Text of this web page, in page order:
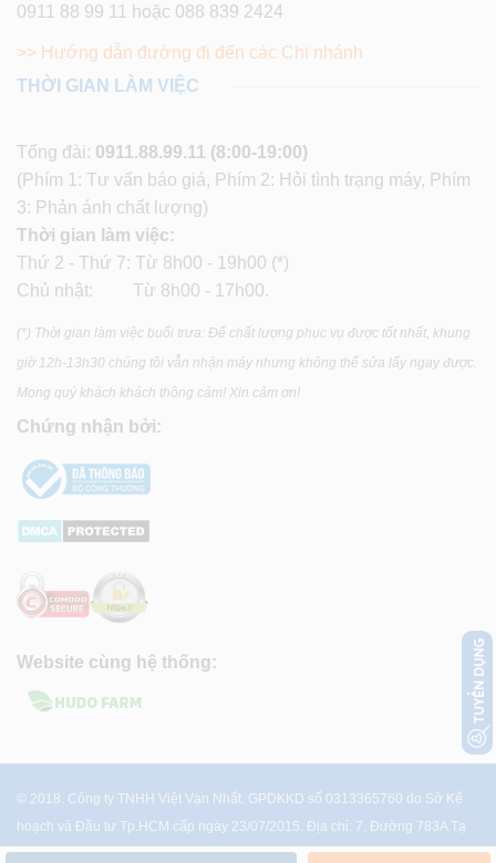
0911 88 99 11 hoặc 088 839 2424
>> Hướng dẫn đường đi đến các Chi nhánh
THỜI GIAN LÀM VIỆC
Tổng đài: 0911.88.99.11 (8:00-19:00)
(Phím 1: Tư vấn báo giá, Phím 2: Hỏi tình trạng máy, Phím
3: Phản ánh chất lượng)
Thời gian làm việc:
Thứ 2 - Thứ 7: Từ 8h00 - 19h00 (*)
Chủ nhật: Từ 8h00 - 17h00.
(*) Thời gian làm việc buổi trưa: Để chất lượng phục vụ được tốt nhất, khung
giờ 12h-13h30 chúng tôi vẫn nhận máy nhưng không thể sửa lấy ngay được.
Mong quý khách khách thông cảm! Xin cảm ơn!
Chứng nhận bởi:
Website cùng hệ thống:
© 2018. Công ty TNHH Việt Vạn Nhất. GPDKKD số 0313365760 do Sở Kế
hoạch và Đầu tư Tp.HCM cấp ngày 23/07/2015. Địa chỉ: 7, Đường 783A Tạ
Quang Bửu, P.4, Q.8, Tp.HCM